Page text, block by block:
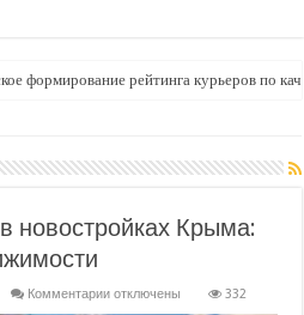
формирование рейтинга курьеров по
новостройках Крыма:
Комментариикотключены 332